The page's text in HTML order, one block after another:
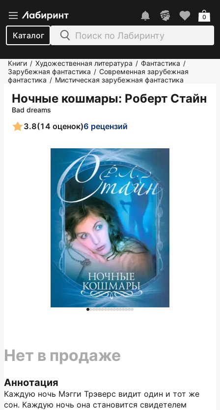
Каталог
0
Книги / Художественная литература / Фантастика /
Зарубежная фантастика / Современная зарубежная
фантастика / Мистическая зарубежная фантастика
Ночные кошмары: Роберт Стайн
Bad dreams
3.8(14 оценок)6 рецензий
Аннотация
Каждую ночь Мэгги Трэверс видит один и тот же
сон. Каждую ночь она становится свидетелем
Нет в продаже